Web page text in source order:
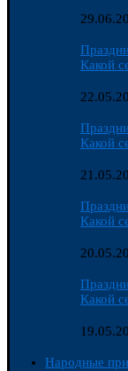
Какой
Какой
Какой
Какой
Народные